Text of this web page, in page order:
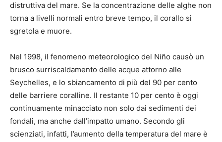
distruttiva del mare. Se la concentrazione delle alghe non
torna a livelli normali entro breve tempo, il corallo si
sgretola e muore.
Nel 1998, il fenomeno meteorologico del Niño causò un
brusco surriscaldamento delle acque attorno alle
Seychelles, e lo sbiancamento di più del 90 per cento
delle barriere coralline. Il restante 10 per cento è oggi
continuamente minacciato non solo dai sedimenti dei
fondali, ma anche dall’impatto umano. Secondo gli
scienziati, infatti, l’aumento della temperatura del mare è